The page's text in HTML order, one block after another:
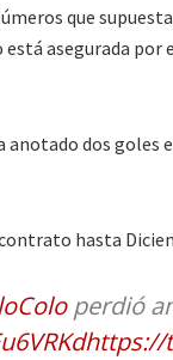
que
asegurada
dos goles
hasta
perdió
https://